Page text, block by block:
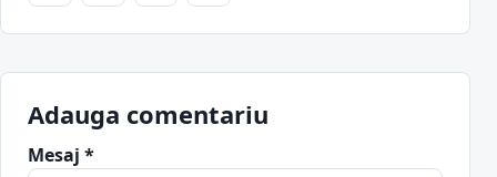
Adauga comentariu
Mesaj *